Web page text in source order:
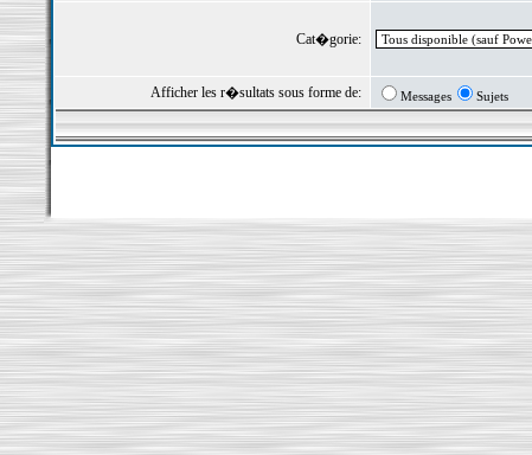
Cat�gorie:
Afficher les r�sultats sous forme de: Messages Sujets